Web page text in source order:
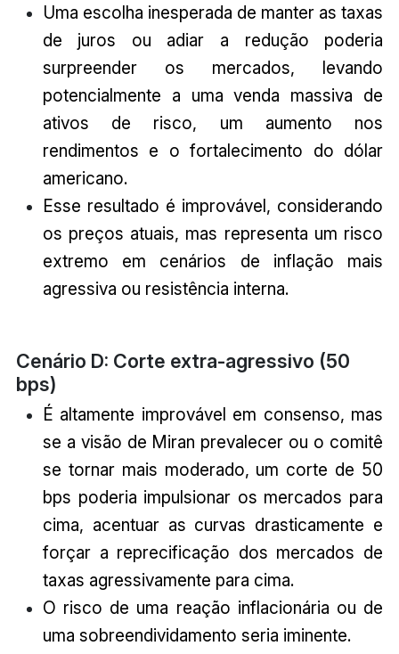
Uma escolha inesperada de manter as taxas
de juros ou adiar a redução poderia
surpreender os mercados, levando
potencialmente a uma venda massiva de
ativos de risco, um aumento nos
rendimentos e o fortalecimento do dólar
americano.
Esse resultado é improvável, considerando
os preços atuais, mas representa um risco
extremo em cenários de inflação mais
agressiva ou resistência interna.
Cenário D: Corte extra-agressivo (50
bps)
É altamente improvável em consenso, mas
se a visão de Miran prevalecer ou o comitê
se tornar mais moderado, um corte de 50
bps poderia impulsionar os mercados para
cima, acentuar as curvas drasticamente e
forçar a reprecificação dos mercados de
taxas agressivamente para cima.
O risco de uma reação inflacionária ou de
uma sobreendividamento seria iminente.